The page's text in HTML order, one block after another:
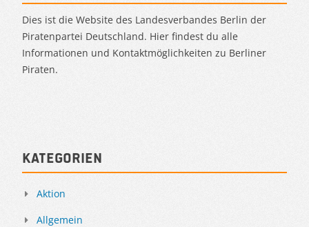
Dies ist die Website des Landesverbandes Berlin der
Piratenpartei Deutschland. Hier findest du alle
Informationen und Kontaktmöglichkeiten zu Berliner
Piraten.
Kategorien
Aktion
Allgemein